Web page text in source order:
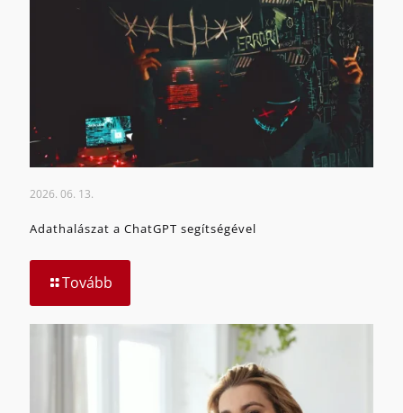
2026. 06. 13.
Adathalászat a ChatGPT segítségével
Tovább